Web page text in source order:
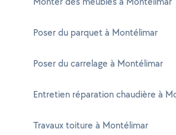
Poser du parquet à Montélimar
Poser du carrelage à Montélimar
Entretien réparation chaudière à
Travaux toiture à Montélimar